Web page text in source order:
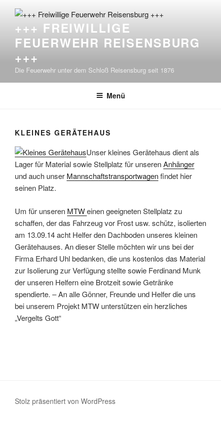
Inhalt
springen+++ FREIWILLIGE
FEUERWEHR REISENSBURG
+++
Die Feuerwehr unter dem Schloß Reisensburg seit 1876
Menü
KLEINES GERÄTEHAUS
Unser kleines Gerätehaus dient als
Lager für Material sowie Stellplatz für unserenAnhänger
und auch unser Mannschaftstransportwagenfindet hier
seinen Platz.
Um für unseren MTWeinen geeigneten Stellplatz zu
schaffen, der das Fahrzeug vor Frost usw. schütz, isolierten
am 13.09.14 acht Helfer den Dachboden unseres kleinen
Gerätehauses. An dieser Stelle möchten wir uns bei der
Firma Erhard Uhl bedanken, die uns kostenlos das Material
zur Isolierung zur Verfügung stellte sowie Ferdinand Munk
der unseren Helfern eine Brotzeit sowie Getränke
spendierte. – An alle Gönner, Freunde und Helfer die uns
bei unserem Projekt MTW unterstützen ein herzliches
„Vergelts Gott“
Stolz präsentiert von WordPress